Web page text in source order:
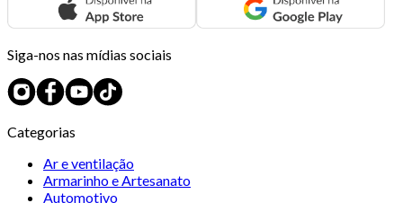
Siga-nos nas mídias sociais
Categorias
Ar e ventilação
Armarinho e Artesanato
Automotivo